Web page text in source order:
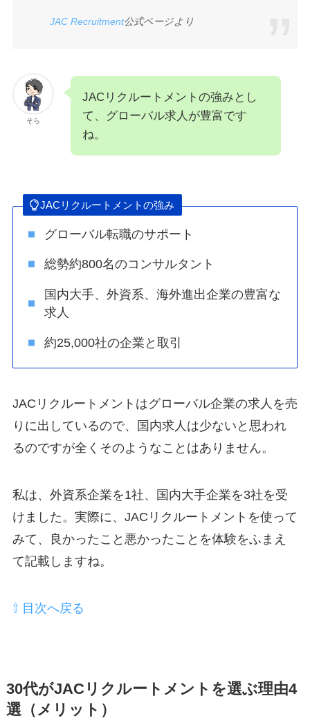
JAC Recruitment公式ページより
そら
JACリクルートメントの強みとし
て、グローバル求人が豊富です
ね。
JACリクルートメントの強み
グローバル転職のサポート
総勢約800名のコンサルタント
国内大手、外資系、海外進出企業の豊富な
求人
約25,000社の企業と取引
JACリクルートメントはグローバル企業の求人を売
りに出しているので、国内求人は少ないと思われ
るのですが全くそのようなことはありません。
私は、外資系企業を1社、国内大手企業を3社を受
けました。実際に、JACリクルートメントを使って
みて、良かったこと悪かったことを体験をふまえ
て記載しますね。
⇧ 目次へ戻る
30代がJACリクルートメントを選ぶ理由4
選（メリット）